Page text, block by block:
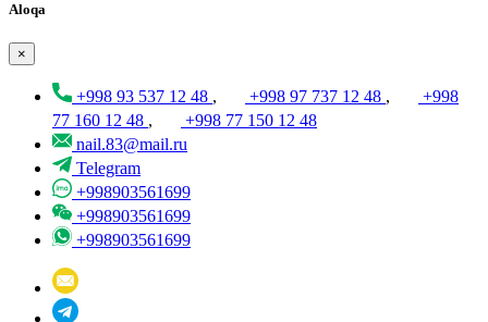
Aloqa
×
+998 93 537 12 48 , +998 97 737 12 48 ,
+998
77 160 12 48 ,
+998 77 150 12 48
nail.83@mail.ru
Telegram
+998903561699
+998903561699
+998903561699